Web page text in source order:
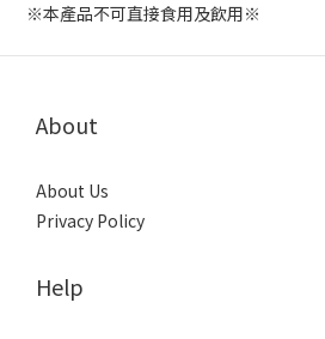
※本產品不可直接食用及飲用※
About
About Us
Privacy Policy
Help